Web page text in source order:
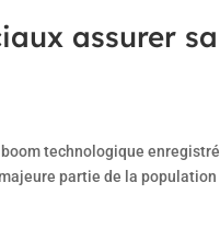
assurer sa
technologique enregistré
partie de la population